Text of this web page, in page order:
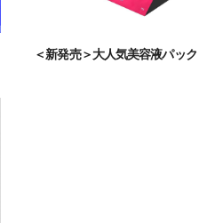
＜新発売＞大人気美容液パック